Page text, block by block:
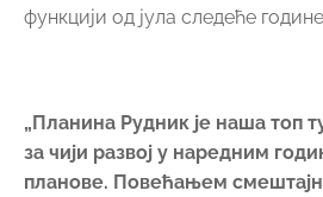
функцији од јула следеће
„Планина Рудник је наша топ
за чији развој у наредним
планове. Повећањем